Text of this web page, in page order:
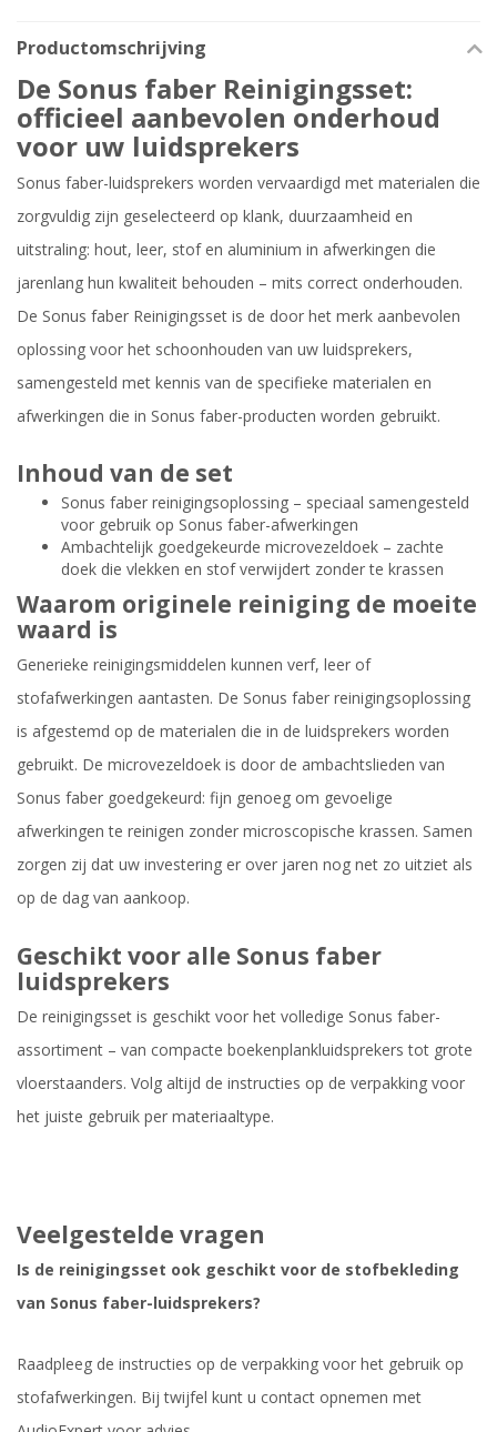
Productomschrijving
De Sonus faber Reinigingsset:
officieel aanbevolen onderhoud
voor uw luidsprekers
Sonus faber-luidsprekers worden vervaardigd met materialen die
zorgvuldig zijn geselecteerd op klank, duurzaamheid en
uitstraling: hout, leer, stof en aluminium in afwerkingen die
jarenlang hun kwaliteit behouden – mits correct onderhouden.
De Sonus faber Reinigingsset is de door het merk aanbevolen
oplossing voor het schoonhouden van uw luidsprekers,
samengesteld met kennis van de specifieke materialen en
afwerkingen die in Sonus faber-producten worden gebruikt.
Inhoud van de set
Sonus faber reinigingsoplossing – speciaal samengesteld
voor gebruik op Sonus faber-afwerkingen
Ambachtelijk goedgekeurde microvezeldoek – zachte
doek die vlekken en stof verwijdert zonder te krassen
Waarom originele reiniging de moeite
waard is
Generieke reinigingsmiddelen kunnen verf, leer of
stofafwerkingen aantasten. De Sonus faber reinigingsoplossing
is afgestemd op de materialen die in de luidsprekers worden
gebruikt. De microvezeldoek is door de ambachtslieden van
Sonus faber goedgekeurd: fijn genoeg om gevoelige
afwerkingen te reinigen zonder microscopische krassen. Samen
zorgen zij dat uw investering er over jaren nog net zo uitziet als
op de dag van aankoop.
Geschikt voor alle Sonus faber
luidsprekers
De reinigingsset is geschikt voor het volledige Sonus faber-
assortiment – van compacte boekenplankluidsprekers tot grote
vloerstaanders. Volg altijd de instructies op de verpakking voor
het juiste gebruik per materiaaltype.
Veelgestelde vragen
Is de reinigingsset ook geschikt voor de stofbekleding
van Sonus faber-luidsprekers?
Raadpleeg de instructies op de verpakking voor het gebruik op
stofafwerkingen. Bij twijfel kunt u contact opnemen met